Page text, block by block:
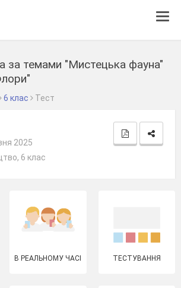
за темами "Мистецька фауна"
6 клас Тест
2025
6 клас
В РЕАЛЬНОМУ ЧАСІ ТЕСТУВАННЯ